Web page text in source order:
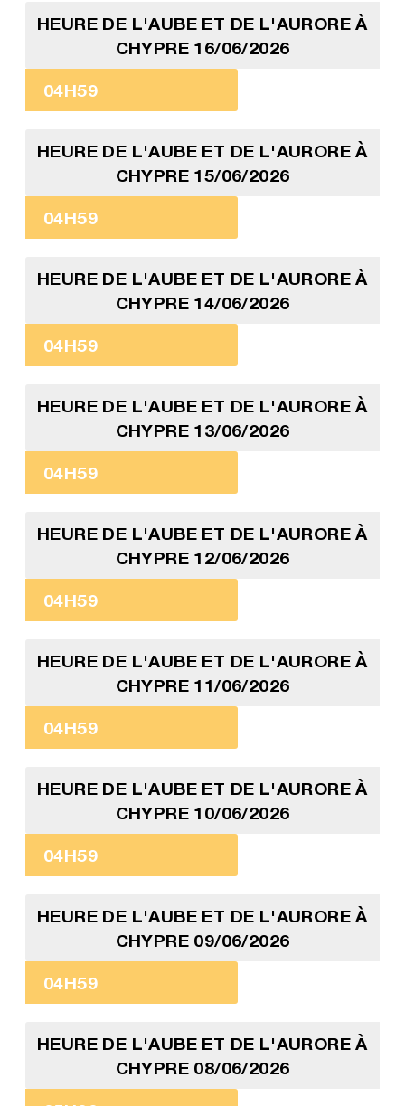
HEURE DE L'AUBE ET DE L'AURORE À
CHYPRE 16/06/2026
04H59
HEURE DE L'AUBE ET DE L'AURORE À
CHYPRE 15/06/2026
04H59
HEURE DE L'AUBE ET DE L'AURORE À
CHYPRE 14/06/2026
04H59
HEURE DE L'AUBE ET DE L'AURORE À
CHYPRE 13/06/2026
04H59
HEURE DE L'AUBE ET DE L'AURORE À
CHYPRE 12/06/2026
04H59
HEURE DE L'AUBE ET DE L'AURORE À
CHYPRE 11/06/2026
04H59
HEURE DE L'AUBE ET DE L'AURORE À
CHYPRE 10/06/2026
04H59
HEURE DE L'AUBE ET DE L'AURORE À
CHYPRE 09/06/2026
04H59
HEURE DE L'AUBE ET DE L'AURORE À
CHYPRE 08/06/2026